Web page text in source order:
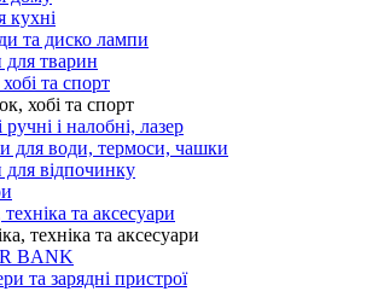
кухні
та диско лампи
для тварин
та спорт
хобі та спорт
ручні і налобні, лазер
для води, термоси, чашки
для відпочинку
та аксесуари
техніка та аксесуари
BANK
та зарядні пристрої